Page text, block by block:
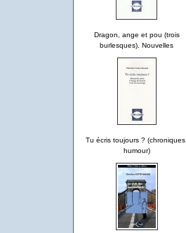
Dragon, ange et pou (trois
burlesques). Nouvelles
Tu écris toujours ? (chroniques,
humour)